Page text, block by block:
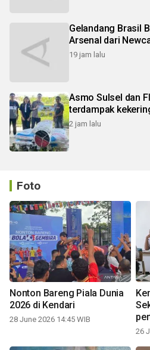
Gelandang Brasil
Arsenal dari
19 jam lalu
Asmo Sulsel dan
terdampak
2 jam lalu
Foto
Nonton Bareng Piala Dunia
2026 di Kendari
28 June 2026 14:45 WIB
26